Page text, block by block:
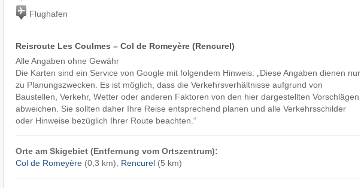
Flughafen
Reisroute Les Coulmes – Col de Romeyère (Rencurel)
Alle Angaben ohne Gewähr
Die Karten sind ein Service von Google mit folgendem Hinweis: „Diese Angaben dienen nur
zu Planungszwecken. Es ist möglich, dass die Verkehrsverhältnisse aufgrund von
Baustellen, Verkehr, Wetter oder anderen Faktoren von den hier dargestellten Vorschlägen
abweichen. Sie sollten daher Ihre Reise entsprechend planen und alle Verkehrsschilder
oder Hinweise bezüglich Ihrer Route beachten.“
Orte am Skigebiet (Entfernung vom Ortszentrum):
Col de Romeyère(0,3 km), Rencurel(5 km)